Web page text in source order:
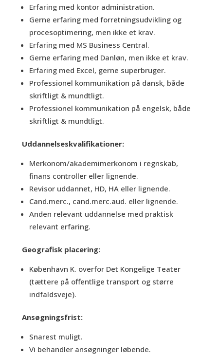
Erfaring med kontor administration.
Gerne erfaring med forretningsudvikling og
procesoptimering, men ikke et krav.
Erfaring med MS Business Central.
Gerne erfaring med Danløn, men ikke et krav.
Erfaring med Excel, gerne superbruger.
Professionel kommunikation på dansk, både
skriftligt & mundtligt.
Professionel kommunikation på engelsk, både
skriftligt & mundtligt.
Uddannelseskvalifikationer:
Merkonom/akademimerkonom i regnskab,
finans controller eller lignende.
Revisor uddannet, HD, HA eller lignende.
Cand.merc., cand.merc.aud. eller lignende.
Anden relevant uddannelse med praktisk
relevant erfaring.
Geografisk placering:
København K. overfor Det Kongelige Teater
(tættere på offentlige transport og større
indfaldsveje).
Ansøgningsfrist:
Snarest muligt.
Vi behandler ansøgninger løbende.